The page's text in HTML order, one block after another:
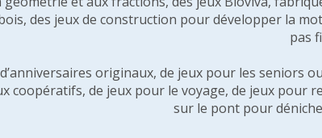
des jeux de construction pour développer la
pas
d’anniversaires originaux, de jeux pour les
coopératifs, de jeux pour le voyage, de jeux
sur le pont pour